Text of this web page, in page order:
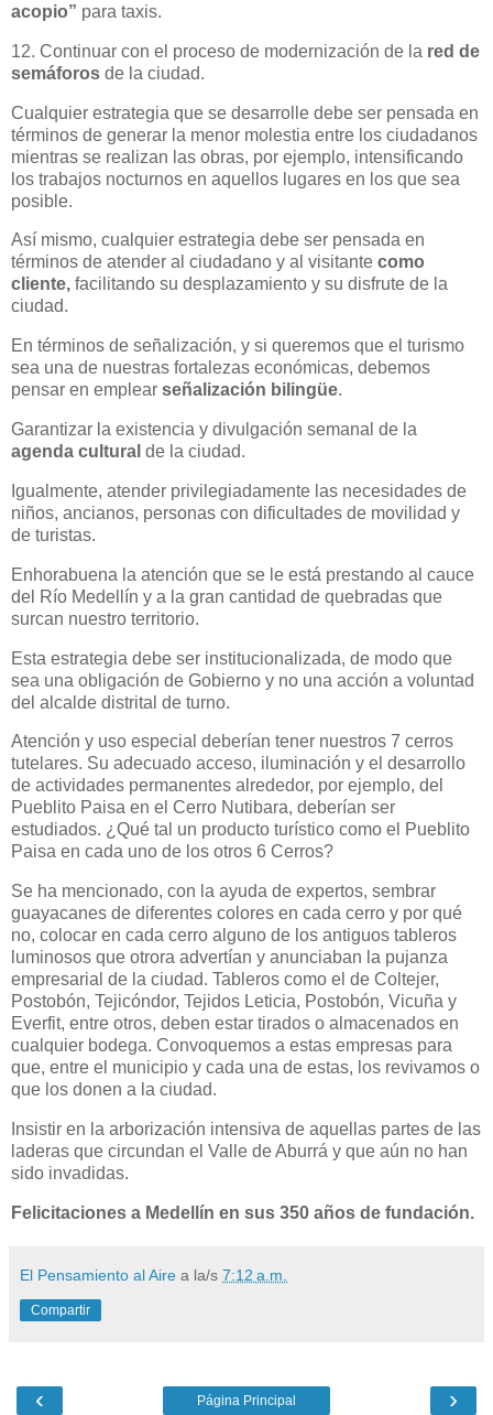
acopio” para taxis.
12. Continuar con el proceso de modernización de la red de
semáforos de la ciudad.
Cualquier estrategia que se desarrolle debe ser pensada en
términos de generar la menor molestia entre los ciudadanos
mientras se realizan las obras, por ejemplo, intensificando
los trabajos nocturnos en aquellos lugares en los que sea
posible.
Así mismo, cualquier estrategia debe ser pensada en
términos de atender al ciudadano y al visitante como
cliente, facilitando su desplazamiento y su disfrute de la
ciudad.
En términos de señalización, y si queremos que el turismo
sea una de nuestras fortalezas económicas, debemos
pensar en emplear señalización bilingüe.
Garantizar la existencia y divulgación semanal de la
agenda cultural de la ciudad.
Igualmente, atender privilegiadamente las necesidades de
niños, ancianos, personas con dificultades de movilidad y
de turistas.
Enhorabuena la atención que se le está prestando al cauce
del Río Medellín y a la gran cantidad de quebradas que
surcan nuestro territorio.
Esta estrategia debe ser institucionalizada, de modo que
sea una obligación de Gobierno y no una acción a voluntad
del alcalde distrital de turno.
Atención y uso especial deberían tener nuestros 7 cerros
tutelares. Su adecuado acceso, iluminación y el desarrollo
de actividades permanentes alrededor, por ejemplo, del
Pueblito Paisa en el Cerro Nutibara, deberían ser
estudiados. ¿Qué tal un producto turístico como el Pueblito
Paisa en cada uno de los otros 6 Cerros?
Se ha mencionado, con la ayuda de expertos, sembrar
guayacanes de diferentes colores en cada cerro y por qué
no, colocar en cada cerro alguno de los antiguos tableros
luminosos que otrora advertían y anunciaban la pujanza
empresarial de la ciudad. Tableros como el de Coltejer,
Postobón, Tejicóndor, Tejidos Leticia, Postobón, Vicuña y
Everfit, entre otros, deben estar tirados o almacenados en
cualquier bodega. Convoquemos a estas empresas para
que, entre el municipio y cada una de estas, los revivamos o
que los donen a la ciudad.
Insistir en la arborización intensiva de aquellas partes de las
laderas que circundan el Valle de Aburrá y que aún no han
sido invadidas.
Felicitaciones a Medellín en sus 350 años de fundación.
El Pensamiento al Aire a la/s 7:12 a.m.
Compartir
‹ ›
Página Principal